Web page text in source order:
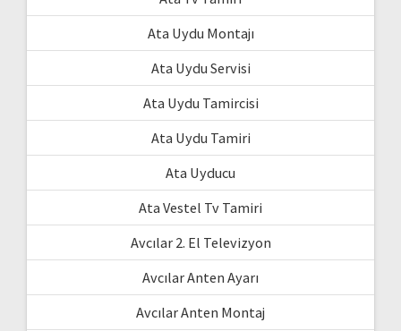
Ata Uydu Montajı
Ata Uydu Servisi
Ata Uydu Tamircisi
Ata Uydu Tamiri
Ata Uyducu
Ata Vestel Tv Tamiri
Avcılar 2. El Televizyon
Avcılar Anten Ayarı
Avcılar Anten Montaj